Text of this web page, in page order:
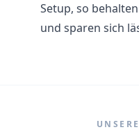
Setup, so
und sparen sich